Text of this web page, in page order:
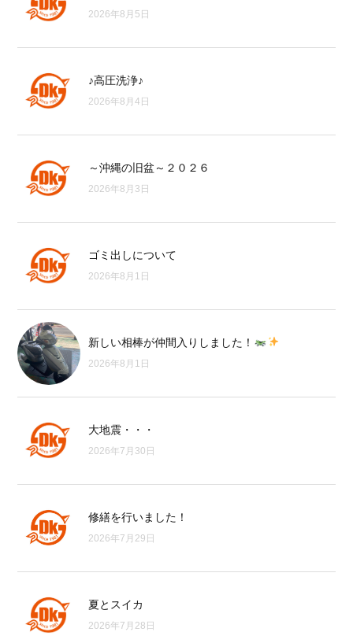
2026年8月5日
♪高圧洗浄♪
2026年8月4日
～沖縄の旧盆～２０２６
2026年8月3日
ゴミ出しについて
2026年8月1日
新しい相棒が仲間入りしました！
2026年8月1日
大地震・・・
2026年7月30日
修繕を行いました！
2026年7月29日
夏とスイカ
2026年7月28日